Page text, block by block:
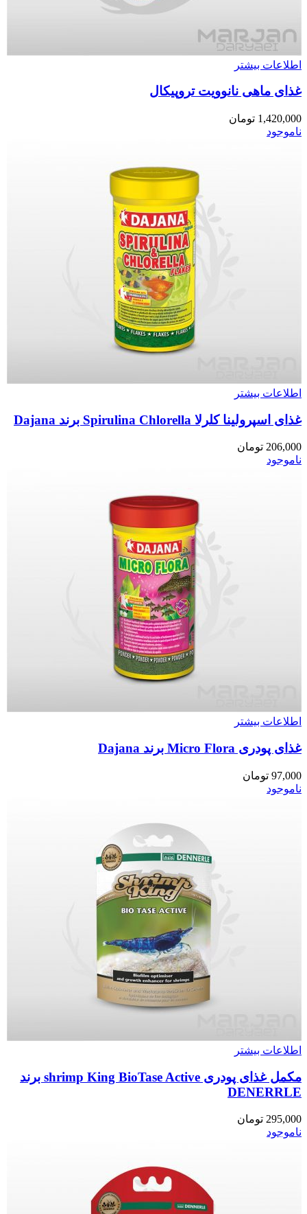
اطلاعات بیشتر
غذای ماهی نانوویت تروپیکال
1,420,000 تومان
ناموجود
اطلاعات بیشتر
غذای اسپرولینا کلرلا Spirulina Chlorella برند Dajana
206,000 تومان
ناموجود
اطلاعات بیشتر
غذای پودری Micro Flora برند Dajana
97,000 تومان
ناموجود
اطلاعات بیشتر
مکمل غذای پودری shrimp King BioTase Active برند
DENERRLE
295,000 تومان
ناموجود